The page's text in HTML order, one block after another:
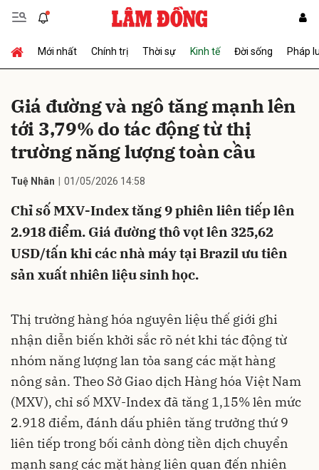
Mới nhất Chính trị Thời sự Kinh tế Đời sống Pháp
Giá đường và ngô tăng mạnh lên
tới 3,79% do tác động từ thị
trường năng lượng toàn cầu
Tuệ Nhân 01/05/2026 14:58
Chỉ số MXV-Index tăng 9 phiên liên tiếp lên
2.918 điểm. Giá đường thô vọt lên 325,62
USD/tấn khi các nhà máy tại Brazil ưu tiên
sản xuất nhiên liệu sinh học.
Thị trường hàng hóa nguyên liệu thế giới ghi
nhận diễn biến khởi sắc rõ nét khi tác động từ
nhóm năng lượng lan tỏa sang các mặt hàng
nông sản. Theo Sở Giao dịch Hàng hóa Việt Nam
(MXV), chỉ số MXV-Index đã tăng 1,15% lên mức
2.918 điểm, đánh dấu phiên tăng trưởng thứ 9
liên tiếp trong bối cảnh dòng tiền dịch chuyển
mạnh sang các mặt hàng liên quan đến nhiên
Gửi bình luận
Hủy Gửi